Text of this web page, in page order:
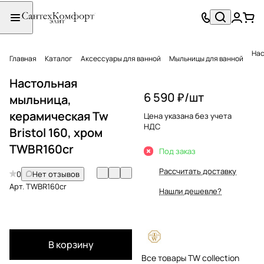
Главная Каталог Аксессуары для ванной Мыльницы для ванной
Настольная
мыльница,
керамическая Tw
Bristol 160, хром
TWBR160cr
0
Нет отзывов
Арт.TWBR160cr
В корзину
6 590 ₽/шт
Цена указана без учета
НДС
Под заказ
Рассчитать доставку
Нашли дешевле?
Все товары TW collection